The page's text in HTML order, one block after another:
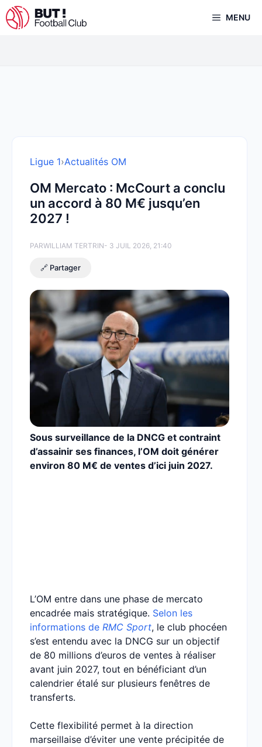
Aller
au
MENU
Ligue 1›Actualités OM
OM Mercato : McCourt a conclu
un accord à 80 M€ jusqu’en
2027 !
PARWILLIAM TERTRIN- 3 JUIL 2026, 21:40
🔗 Partager
Sous surveillance de la DNCG et contraint
d’assainir ses finances, l’OM doit générer
environ 80 M€ de ventes d’ici juin 2027.
L’OM entre dans une phase de mercato
encadrée mais stratégique. Selon les
informations de RMC Sport, le club phocéen
s’est entendu avec la DNCG sur un objectif
de 80 millions d’euros de ventes à réaliser
avant juin 2027, tout en bénéficiant d’un
calendrier étalé sur plusieurs fenêtres de
transferts.
Cette flexibilité permet à la direction
marseillaise d’éviter une vente précipitée de